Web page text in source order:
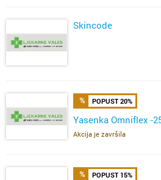
Skincode
POPUST 20%
Yasenka Omniflex -
Akcija je završila
POPUST 15%